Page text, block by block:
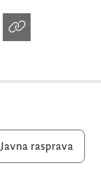
Javna rasprava